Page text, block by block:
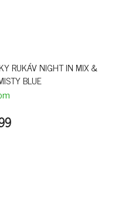
RUKÁV NIGHT IN MIX &
BLUE